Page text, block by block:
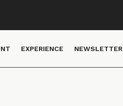
EXPERIENCE NEWSLETTER